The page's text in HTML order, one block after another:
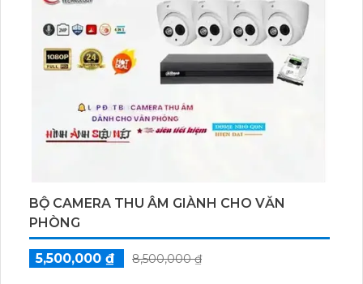
BỘ CAMERA THU ÂM GIÀNH CHO VĂN
PHÒNG
5,500,000 ₫ 8,500,000 ₫